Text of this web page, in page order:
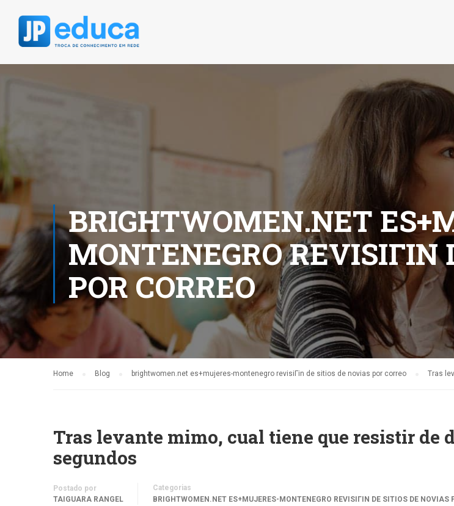
BRIGHTWOMEN.NET
MONTENEGRO REVISIГІN
POR CORREO
Home Blog brightwomen.net es+mujeres-montenegro revisiГіn de sitios de novias por correo Tras
Tras levante mimo, cual tiene que resistir de
segundos
Postado por
TAIGUARA RANGEL
Categorias
BRIGHTWOMEN.NET ES+MUJERES-MONTENEGRO REVISIГІN DE SITIOS DE NOVIAS